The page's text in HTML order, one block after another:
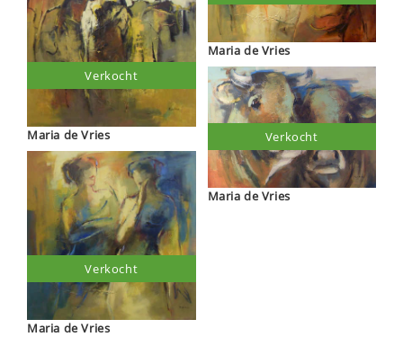
Maria de Vries
Verkocht
Maria de Vries
Verkocht
Maria de Vries
Maria de Vries
Verkocht